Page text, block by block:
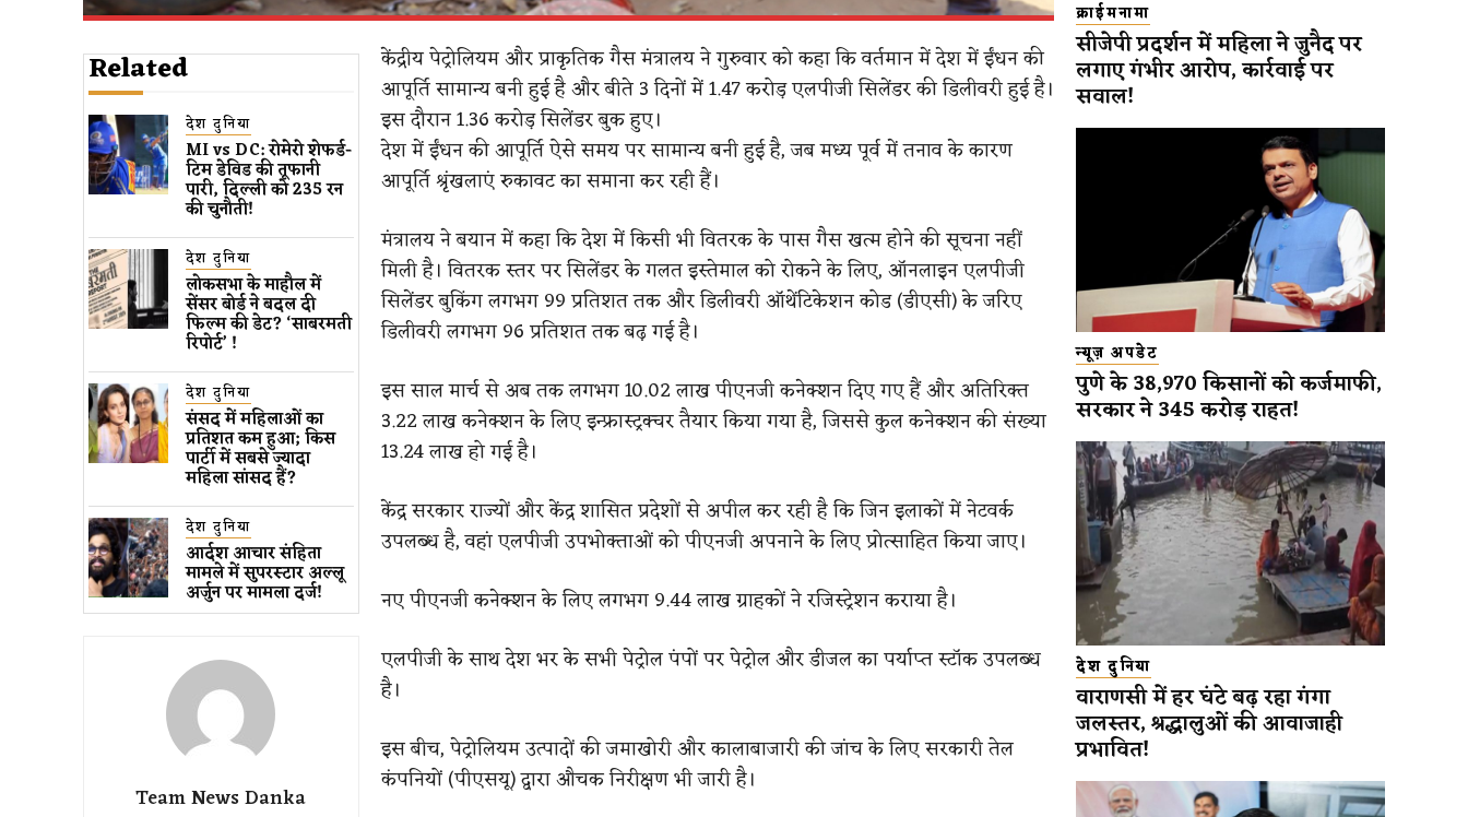
Related
देश दुनिया
MI vs DC: रोमेरो शेफर्ड-
टिम डेविड की तूफानी
पारी, दिल्ली को 235 रन
की चुनौती!
देश दुनिया
लोकसभा के माहौल में
सेंसर बोर्ड ने बदल दी
फिल्म की डेट? ‘साबरमती
रिपोर्ट’ !
देश दुनिया
संसद में महिलाओं का
प्रतिशत कम ​हुआ​; किस
पार्टी में सबसे ज्यादा
महिला सांसद हैं?
देश दुनिया
आर्दश आचार संहिता
मामले में सुपरस्टार अल्लू
अर्जुन पर मामला दर्ज!
Team News Danka
केंद्रीय पेट्रोलियम और प्राकृतिक गैस मंत्रालय ने गुरुवार को कहा कि वर्तमान में देश में ईंधन की
आपूर्ति सामान्य बनी हुई है और बीते 3 दिनों में 1.47 करोड़ एलपीजी सिलेंडर की डिलीवरी हुई है।
इस दौरान 1.36 करोड़ सिलेंडर बुक हुए।
देश में ईंधन की आपूर्ति ऐसे समय पर सामान्य बनी हुई है, जब मध्य पूर्व में तनाव के कारण
आपूर्ति श्रृंखलाएं रुकावट का समाना कर रही हैं।
मंत्रालय ने बयान में कहा कि देश में किसी भी वितरक के पास गैस खत्म होने की सूचना नहीं
मिली है। वितरक स्तर पर सिलेंडर के गलत इस्तेमाल को रोकने के लिए, ऑनलाइन एलपीजी
सिलेंडर बुकिंग लगभग 99 प्रतिशत तक और डिलीवरी ऑथेंटिकेशन कोड (डीएसी) के जरिए
डिलीवरी लगभग 96 प्रतिशत तक बढ़ गई है।
इस साल मार्च से अब तक लगभग 10.02 लाख पीएनजी कनेक्शन दिए गए हैं और अतिरिक्त
3.22 लाख कनेक्शन के लिए इन्फ्रास्ट्रक्चर तैयार किया गया है, जिससे कुल कनेक्शन की संख्या
13.24 लाख हो गई है।
केंद्र सरकार राज्यों और केंद्र शासित प्रदेशों से अपील कर रही है कि जिन इलाकों में नेटवर्क
उपलब्ध है, वहां एलपीजी उपभोक्ताओं को पीएनजी अपनाने के लिए प्रोत्साहित किया जाए।
नए पीएनजी कनेक्शन के लिए लगभग 9.44 लाख ग्राहकों ने रजिस्ट्रेशन कराया है।
एलपीजी के साथ देश भर के सभी पेट्रोल पंपों पर पेट्रोल और डीजल का पर्याप्त स्टॉक उपलब्ध
है।
इस बीच, पेट्रोलियम उत्पादों की जमाखोरी और कालाबाजारी की जांच के लिए सरकारी तेल
कंपनियों (पीएसयू) द्वारा औचक निरीक्षण भी जारी है।
क्राईमनामा
सीजेपी प्रदर्शन में महिला ने जुनैद पर
लगाए गंभीर आरोप, कार्रवाई पर
सवाल!
न्यूज़ अपडेट
पुणे के 38,970 किसानों को कर्जमाफी,
सरकार ने 345 करोड़ राहत!
देश दुनिया
वाराणसी में हर घंटे बढ़ रहा गंगा
जलस्तर, श्रद्धालुओं की आवाजाही
प्रभावित!